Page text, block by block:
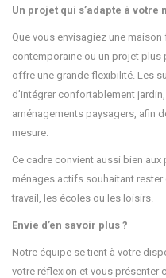
Un projet qui s’adapte à votre
Que vous envisagiez une
contemporaine ou un projet plus
offre une grande flexibilité. Les
d’intégrer confortablement
aménagements paysagers, afin
mesure.
Ce cadre convient aussi bien
ménages actifs souhaitant
travail, les écoles ou les loisirs.
Envie d’en savoir plus ?
Notre équipe se tient à votre
votre réflexion et vous présenter